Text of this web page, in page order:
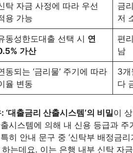
탁 자금 사정에 따라 우선
용 가능
금
저
동성한도대출 선택 시 연
가산
편
남
동되는 ‘금리물’ 주기에 따라
율 변동
3개
다
대출금리 산출시스템’의 비밀이
시스템에 의해 내 신용 등급과 주
히 안내 문구 중 ‘신탁부 배정금
하는데요. 이는 은행 내부 신탁 자